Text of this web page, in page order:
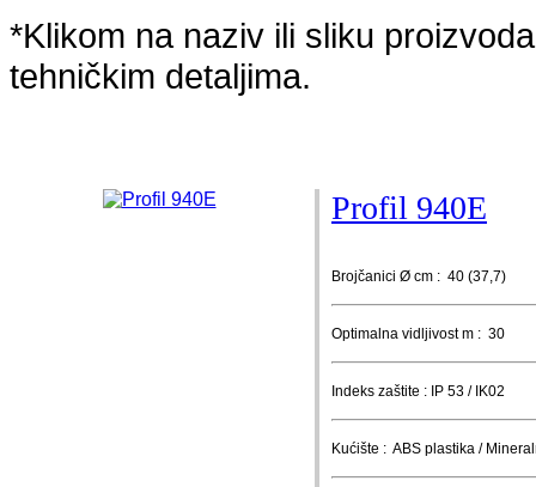
*Klikom na naziv ili sliku
tehničkim detaljima.
Profil 940E
Brojčanici Ø cm : 40 (37,7)
Optimalna vidljivost m : 30
Indeks zaštite : IP 53 / IK02
Kućište : ABS plastika /